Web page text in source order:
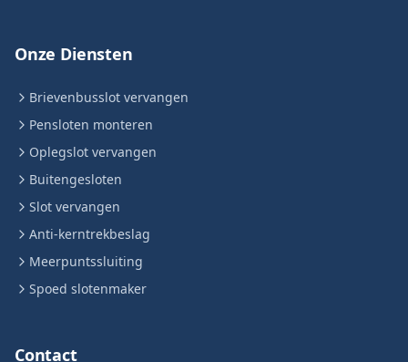
Onze Diensten
Brievenbusslot vervangen
Pensloten monteren
Oplegslot vervangen
Buitengesloten
Slot vervangen
Anti-kerntrekbeslag
Meerpuntssluiting
Spoed slotenmaker
Contact